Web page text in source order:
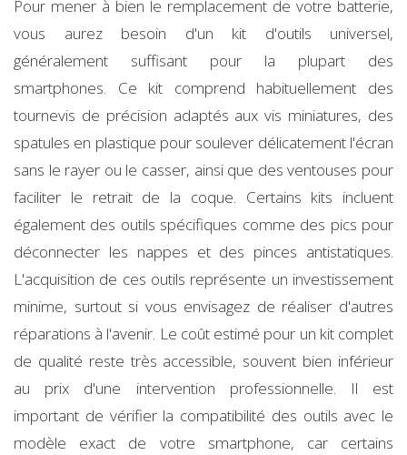
Pour mener à bien le remplacement de votre batterie,
vous aurez besoin d'un kit d'outils universel,
généralement suffisant pour la plupart des
smartphones. Ce kit comprend habituellement des
tournevis de précision adaptés aux vis miniatures, des
spatules en plastique pour soulever délicatement l'écran
sans le rayer ou le casser, ainsi que des ventouses pour
faciliter le retrait de la coque. Certains kits incluent
également des outils spécifiques comme des pics pour
déconnecter les nappes et des pinces antistatiques.
L'acquisition de ces outils représente un investissement
minime, surtout si vous envisagez de réaliser d'autres
réparations à l'avenir. Le coût estimé pour un kit complet
de qualité reste très accessible, souvent bien inférieur
au prix d'une intervention professionnelle. Il est
important de vérifier la compatibilité des outils avec le
modèle exact de votre smartphone, car certains